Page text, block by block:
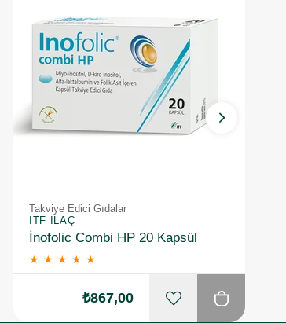
Takviye Edici Gıdalar
ITF İLAÇ
İnofolic Combi HP 20 Kapsül
★ ★ ★ ★ ★
₺867,00